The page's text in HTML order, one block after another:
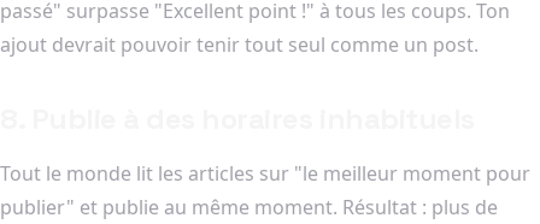
passé" surpasse "Excellent point !" à tous les coups. Ton
ajout devrait pouvoir tenir tout seul comme un post.
Tout le monde lit les articles sur "le meilleur moment pour
publier" et publie au même moment. Résultat : plus de